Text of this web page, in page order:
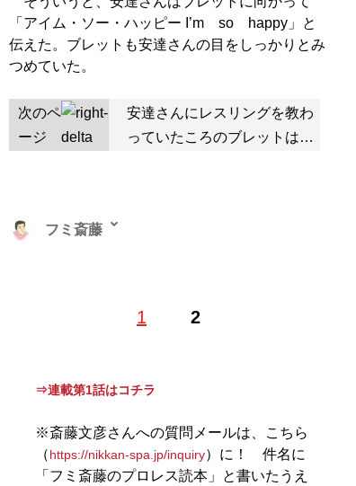
「アイム・ソー・ハッピー I’m so happy」と
伝えた。ブレットも安達さんの目をしっかりとみ
つめていた。
次のペ
ージ
安達さんにレスリングを教わ
っていたころのブレットは…
1 2
フミ斎藤
⇒連載第1話はコチラ
※斎藤文彦さんへの質問メールは、こちら
（https://nikkan-spa.jp/inquiry）に！ 件名に
「フミ斎藤のプロレス読本」と書いたうえ